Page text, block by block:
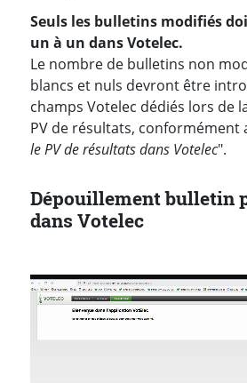
Seuls les bulletins modifiés
un à un dans Votelec.
Le nombre de bulletins non
blancs et nuls devront être
champs Votelec dédiés lors de
PV de résultats, conformément
le PV de résultats dans Votelec".
Dépouillement bulletin
dans Votelec